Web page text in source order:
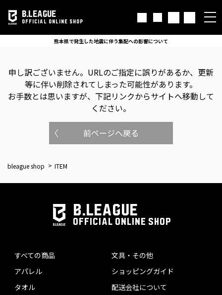
B.LEAGUE
OFFICIAL ONLINE SHOP
熊本県で発生した地震に伴う集配への影響について
申し訳ございません。 URLのご指定に誤りがあるか、更新
等に伴い削除されてしまった可能性があります。
お手数とは思いますが、下記リンクからサイトへ移動して
ください。
前ページへ戻る
bleague shop ITEM
B.LEAGUE
OFFICIAL ONLINE SHOP
すべての商品
アパレル
タオル
文具・その他
ショッピングガイド
配送会社について